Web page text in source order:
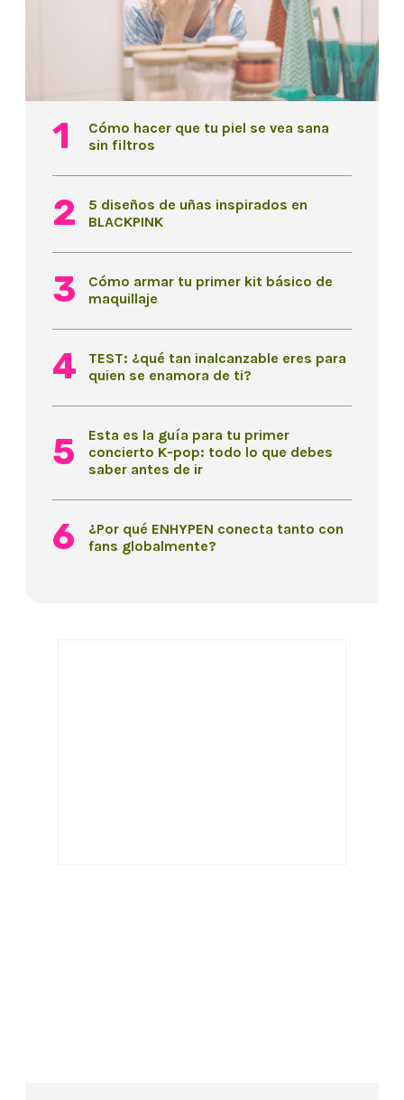
Cómo hacer que tu piel se vea sana
sin filtros
5 diseños de uñas inspirados en
BLACKPINK
Cómo armar tu primer kit básico de
maquillaje
TEST: ¿qué tan inalcanzable eres para
quien se enamora de ti?
Esta es la guía para tu primer
concierto K-pop: todo lo que debes
saber antes de ir
¿Por qué ENHYPEN conecta tanto con
fans globalmente?